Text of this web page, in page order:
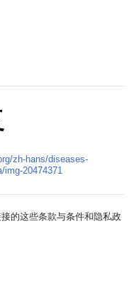
zh-hans/diseases-
img-20474371
的这些条款与条件和隐私政